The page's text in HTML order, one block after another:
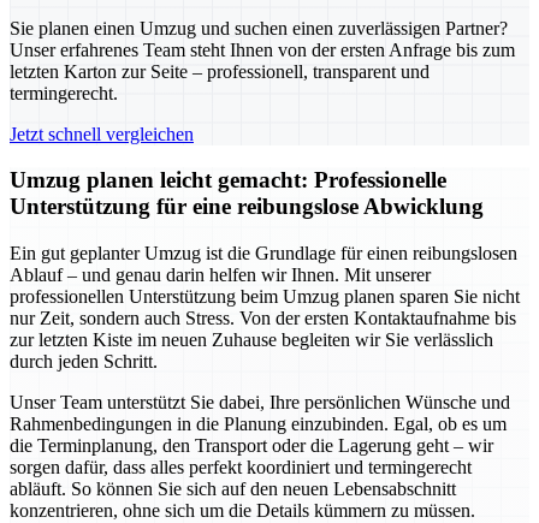
Sie planen einen Umzug und suchen einen zuverlässigen Partner?
Unser erfahrenes Team steht Ihnen von der ersten Anfrage bis zum
letzten Karton zur Seite – professionell, transparent und
termingerecht.
Jetzt schnell vergleichen
Umzug planen leicht gemacht: Professionelle
Unterstützung für eine reibungslose Abwicklung
Ein gut geplanter Umzug ist die Grundlage für einen reibungslosen
Ablauf – und genau darin helfen wir Ihnen. Mit unserer
professionellen Unterstützung beim Umzug planen sparen Sie nicht
nur Zeit, sondern auch Stress. Von der ersten Kontaktaufnahme bis
zur letzten Kiste im neuen Zuhause begleiten wir Sie verlässlich
durch jeden Schritt.
Unser Team unterstützt Sie dabei, Ihre persönlichen Wünsche und
Rahmenbedingungen in die Planung einzubinden. Egal, ob es um
die Terminplanung, den Transport oder die Lagerung geht – wir
sorgen dafür, dass alles perfekt koordiniert und termingerecht
abläuft. So können Sie sich auf den neuen Lebensabschnitt
konzentrieren, ohne sich um die Details kümmern zu müssen.